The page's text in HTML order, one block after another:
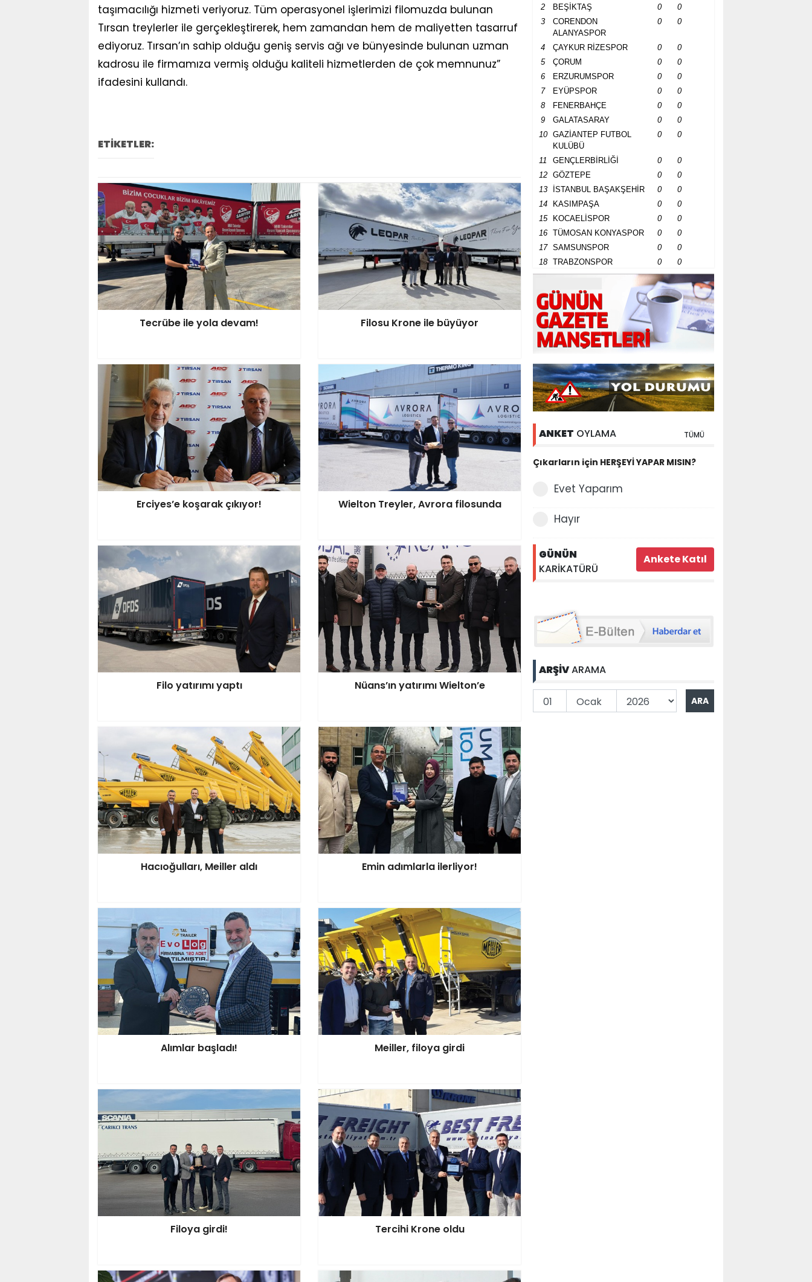
taşımacılığı hizmeti veriyoruz. Tüm operasyonel işlerimizi filomuzda bulunan
Tırsan treylerler ile gerçekleştirerek, hem zamandan hem de maliyetten tasarruf
ediyoruz. Tırsan’ın sahip olduğu geniş servis ağı ve bünyesinde bulunan uzman
kadrosu ile firmamıza vermiş olduğu kaliteli hizmetlerden de çok memnunuz”
ifadesini kullandı.
ETİKETLER:
Tecrübe ile yola devam! Filosu Krone ile büyüyor
Erciyes’e koşarak çıkıyor! Wielton Treyler, Avrora filosunda
Filo yatırımı yaptı Nüans’ın yatırımı Wielton’e
Hacıoğulları, Meiller aldı Emin adımlarla ilerliyor!
Alımlar başladı! Meiller, filoya girdi
Filoya girdi! Tercihi Krone oldu
2 BEŞİKTAŞ 0
0
3
CORENDON
ALANYASPOR
0 0
4 ÇAYKUR RİZESPOR 0
0
5
ÇORUM 0
0
6
ERZURUMSPOR 0
0
7
EYÜPSPOR 0
0
8
FENERBAHÇE 0
0
9
GALATASARAY 0
0
10
GAZİANTEP FUTBOL
KULÜBÜ
0 0
11 GENÇLERBİRLİĞİ 0
0
12
GÖZTEPE 0
0
13
İSTANBUL BAŞAKŞEHİR 0
0
14
KASIMPAŞA 0
0
15
KOCAELİSPOR 0
0
16
TÜMOSAN KONYASPOR 0
0
17
SAMSUNSPOR 0
0
18
TRABZONSPOR 0 0
ANKET OYLAMA TÜMÜ
Çıkarların için HERŞEYİ YAPAR MISIN?
Evet Yaparım
Hayır
GÜNÜN
KARİKATÜRÜ
ARŞİVARAMA